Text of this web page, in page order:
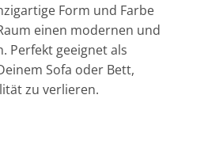
Form und Farbe
einen modernen und
Perfekt geeignet als
Sofa oder Bett,
zu verlieren.